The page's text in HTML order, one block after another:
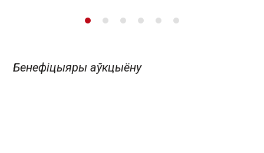
Бенефіцыяры аўкцыёну